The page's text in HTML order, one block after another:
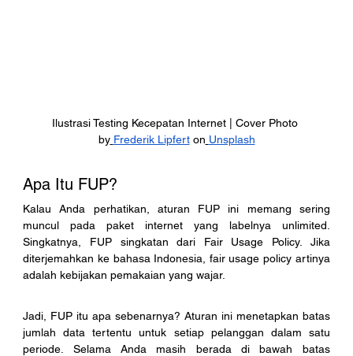
Ilustrasi Testing Kecepatan Internet | Cover Photo
by Frederik Lipfert on Unsplash
Apa Itu FUP?
Kalau Anda perhatikan, aturan FUP ini memang sering
muncul pada paket internet yang labelnya unlimited.
Singkatnya, FUP singkatan dari Fair Usage Policy. Jika
diterjemahkan ke bahasa Indonesia, fair usage policy artinya
adalah kebijakan pemakaian yang wajar.
Jadi, FUP itu apa sebenarnya? Aturan ini menetapkan batas
jumlah data tertentu untuk setiap pelanggan dalam satu
periode. Selama Anda masih berada di bawah batas